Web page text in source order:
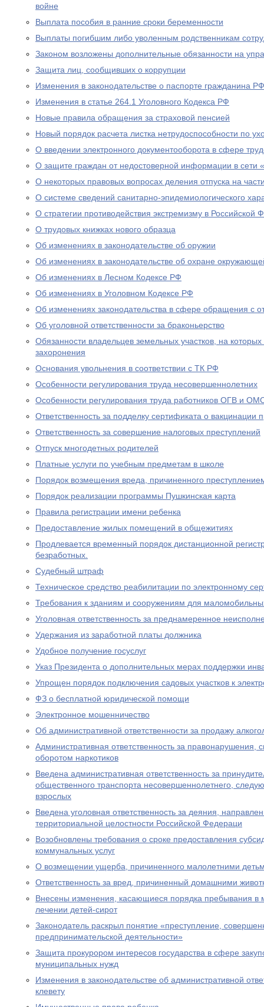
войне
Выплата пособия в ранние сроки беременности
Выплаты погибшим либо уволенным родственникам
Законом возложены дополнительные обязанности на
Защита лиц, сообщивших о коррупции
Изменения в законодательстве о паспорте гражданина РФ
Изменения в статье 264.1 Уголовного Кодекса РФ
Новые правила обращения за страховой пенсией
Новый порядок расчета листка нетрудоспособности по
О введении электронного документооборота в сфере
О защите граждан от недостоверной информации в сети
О некоторых правовых вопросах деления отпуска на
О системе сведений санитарно-эпидемиологического
О стратегии противодействия экстремизму в Российской
О трудовых книжках нового образца
Об изменениях в законодательстве об оружии
Об изменениях в законодательстве об охране
Об изменениях в Лесном Кодексе РФ
Об изменениях в Уголовном Кодексе РФ
Об изменениях законодательства в сфере обращения с
Об уголовной ответственности за браконьерство
Обязанности владельцев земельных участков, на
захоронения
Основания увольнения в соответствии с ТК РФ
Особенности регулирования труда несовершеннолетних
Особенности регулирования труда работников ОГВ и
Ответственность за подделку сертификата о вакцинации
Ответственность за совершение налоговых преступлений
Отпуск многодетных родителей
Платные услуги по учебным предметам в школе
Порядок возмещения вреда, причиненного
Порядок реализации программы Пушкинская карта
Правила регистрации имени ребенка
Предоставление жилых помещений в общежитиях
Продлевается временный порядок дистанционной
безработных.
Судебный штраф
Техническое средство реабилитации по электронному
Требования к зданиям и сооружениям для
Уголовная ответственность за преднамеренное
Удержания из заработной платы должника
Удобное получение госуслуг
Указ Президента о дополнительных мерах поддержки
Упрощен порядок подключения садовых участков к
ФЗ о бесплатной юридической помощи
Электронное мошенничество
Об административной ответственности за продажу
Административная ответственность за правонарушения,
оборотом наркотиков
Введена административная ответственность за
общественного транспорта несовершеннолетнего,
взрослых
Введена уголовная ответственность за деяния,
территориальной целостности Российской Федераци
Возобновлены требования о сроке предоставления
коммунальных услуг
О возмещении ущерба, причиненного малолетними
Ответственность за вред, причиненный домашними
Внесены изменения, касающиеся порядка пребывания в
лечении детей-сирот
Законодатель раскрыл понятие «преступление,
предпринимательской деятельности»
Защита прокурором интересов государства в сфере
муниципальных нужд
Изменения в законодательстве об административной
клевету